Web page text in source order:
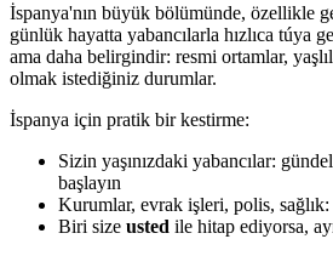
İspanya'nın büyük bölümünde, özellikle
günlük hayatta yabancılarla hızlıca túya
ama daha belirgindir: resmi ortamlar,
olmak istediğiniz durumlar.
İspanya için pratik bir kestirme:
Sizin yaşınızdaki yabancılar:
başlayın
Kurumlar, evrak işleri, polis, sağlık:
Biri size usted ile hitap ediyorsa,